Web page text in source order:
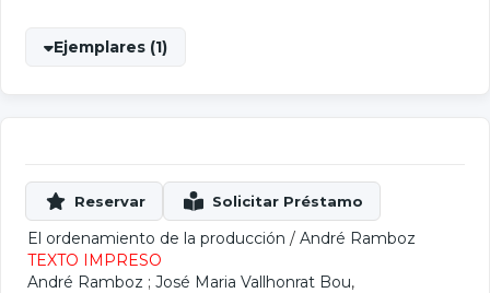
Ejemplares (1)
El ordenamiento de la producción / André Ramboz
TEXTO IMPRESO
André Ramboz ; José Maria Vallhonrat Bou,